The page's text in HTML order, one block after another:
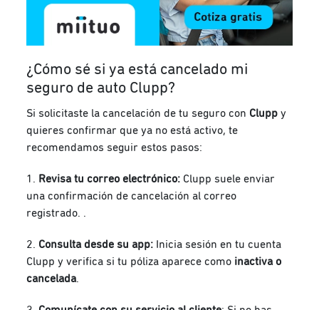
¿Cómo sé si ya está cancelado mi
seguro de auto Clupp?
Si solicitaste la cancelación de tu seguro con Clupp y
quieres confirmar que ya no está activo, te
recomendamos seguir estos pasos:
1. Revisa tu correo electrónico: Clupp suele enviar
una confirmación de cancelación al correo
registrado. .
2. Consulta desde su app: Inicia sesión en tu cuenta
Clupp y verifica si tu póliza aparece como inactiva o
cancelada.